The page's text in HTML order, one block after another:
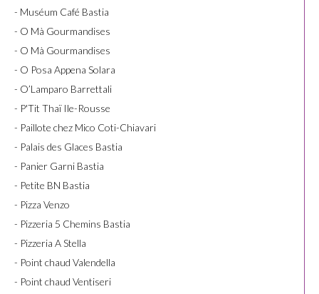
- Muséum Café Bastia
- O Mà Gourmandises
- O Mà Gourmandises
- O Posa Appena Solara
- O’Lamparo Barrettali
- P'Tit Thaï Ile-Rousse
- Paillote chez Mico Coti-Chiavari
- Palais des Glaces Bastia
- Panier Garni Bastia
- Petite BN Bastia
- Pizza Venzo
- Pizzeria 5 Chemins Bastia
- Pizzeria A Stella
- Point chaud Valendella
- Point chaud Ventiseri